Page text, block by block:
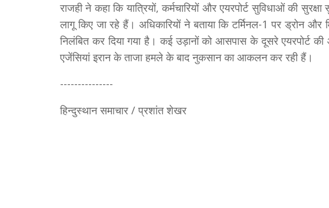
राजही ने कहा कि यात्रियों, कर्मचारियों और एयरपोर्ट सुविधाओं की
लागू किए जा रहे हैं। अधिकारियों ने बताया कि टर्मिनल-1 पर ड्रोन
निलंबित कर दिया गया है। कई उड़ानों को आसपास के दूसरे एयरपोर्ट
एजेंसियां इरान के ताजा हमले के बाद नुकसान का आकलन कर रही हैं।
---------------
हिन्दुस्थान समाचार / प्रशांत शेखर